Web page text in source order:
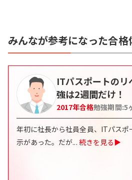
みんなが参考になった合格
ITパスポートの
強は2週間だけ！
2017年合格勉強期間:5
年初に社長から社員全員、ITパスポ
示があった。だが... 続きを見る▶